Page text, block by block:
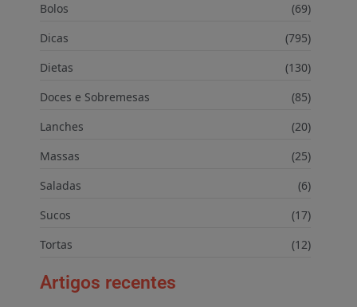
Bolos
(69)
Dicas
(795)
Dietas
(130)
Doces e Sobremesas
(85)
Lanches
(20)
Massas
(25)
Saladas
(6)
Sucos
(17)
Tortas
(12)
Artigos recentes